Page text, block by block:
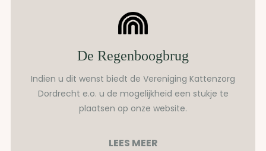
De Regenboogbrug
Indien u dit wenst biedt de Vereniging Kattenzorg
Dordrecht e.o. u de mogelijkheid een stukje te
plaatsen op onze website.
LEES MEER